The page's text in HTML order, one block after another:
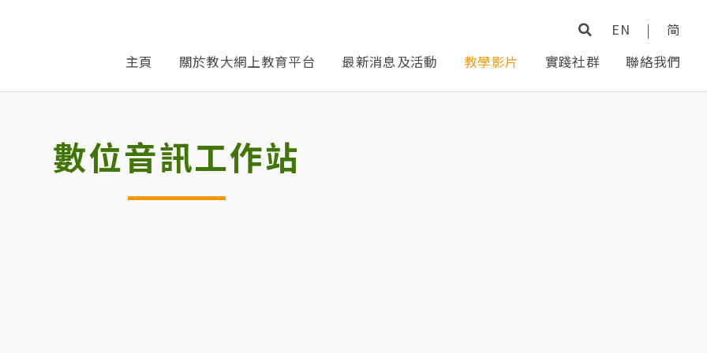
EN |
简
主頁
關於教大網上教育平台 最新消息及活動 教學影片 實踐社群 聯絡我們
數位音訊工作站